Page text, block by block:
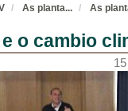
As planta... As
o cambio